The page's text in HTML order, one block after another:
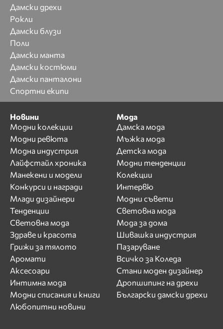
Дамски дрехи
Рокли
Дамски блузи
Поли
Дамски манта
Дамски костюми
Дамски панталони
Спортни екипи
Новини
Модни колекции
Модни ревюта
Модна индустрия
Лайфстайл хроника
Манекени и модели
Конкурси и награди
Млади дизайнери
Тенденции
Световна мода
Здраве и красота
Грижи за тялото
Аромати
Аксесоари
Интимна мода
Модни списания и книги
Любопитни новини
Мода
Дамска мода
Мъжка мода
Детска мода
Модни тенденции
Колекции
Интервю
Модни съвети
Световна мода
Мода за дома
Шивашка индустрия
Пазаруване
Всичко за Коледа
Стани моден дизайнер
Дропшипинг на дрехи
Български дамски дрехи